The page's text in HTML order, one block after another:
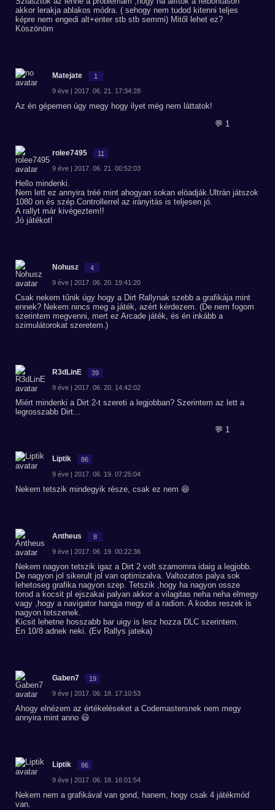
akkor lerakja ablakos módra. ( sehogy nem tudod kitenni teljes
képre nem engedi alt+enter stb stb semmi) Mitől lehet ez?
Köszönöm
Matejate 1
9 éve | 2017. 06. 21. 17:34:28
Az én gépemen úgy megy hogy ilyet még nem láttatok!
💬 1
rolee7495 11
9 éve | 2017. 06. 21. 00:52:03
Hello mindenki.
Nem lett ez annyira tréé mint ahogyan sokan elöadják.Ultrán játszok
1080 on és szép.Controllerrel az irányitás is teljesen jó.
A rallyt már kivégeztem!!
Jó játékot!
Nohusz 4
9 éve | 2017. 06. 20. 19:41:20
Csak nekem tűnik úgy hogy a Dirt Rallynak szebb a grafikája mint
ennek? Nekem nincs meg a játék, azért kérdezem. (De nem fogom
szerintem megvenni, mert ez Arcade játék, és én inkább a
szimulátorokat szeretem.)
R3dLinE 39
9 éve | 2017. 06. 20. 14:42:02
Miért mindenki a Dirt 2-t szereti a legjobban? Szerintem az lett a
legrosszabb Dirt...
💬 1
Liptik 86
9 éve | 2017. 06. 19. 07:25:04
Nekem tetszik mindegyik része, csak ez nem 😆
Antheus 8
9 éve | 2017. 06. 19. 00:22:36
Nekem nagyon tetszik igaz a Dirt 2 volt szamomra idaig a legjobb.
De nagyon jol sikerult jol van optimizalva. Valtozatos palya sok
lehetoseg grafika nagyon szep. Tetszik ,hogy ha nagyon ossze
torod a kocsit pl ejszakai palyan akkor a vilagitas neha neha elmegy
vagy ,hogy a navigator hangja megy el a radion. A kodos reszek is
nagyon tetszenek.
Kicsit lehetne hosszabb bar uigy is lesz hozza DLC szerintem.
En 10/8 adnek neki. (Ev Rallys jateka)
Gaben7 19
9 éve | 2017. 06. 18. 17:10:53
Ahogy elnézem az értékeléseket a Codemastersnek nem megy
annyira mint anno 😃
Liptik 86
9 éve | 2017. 06. 18. 16:01:54
Nekem nem a grafikával van gond, hanem, hogy csak 4 játékmód
van.